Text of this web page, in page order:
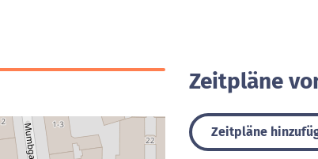
Zeitpläne
Zeitpläne